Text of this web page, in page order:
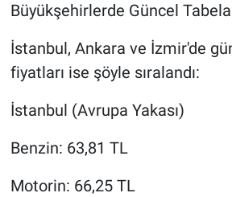
Büyükşehirlerde Güncel Tabela
İstanbul, Ankara ve İzmir'de
fiyatları ise şöyle sıralandı:
İstanbul (Avrupa Yakası)
Benzin: 63,81 TL
Motorin: 66,25 TL